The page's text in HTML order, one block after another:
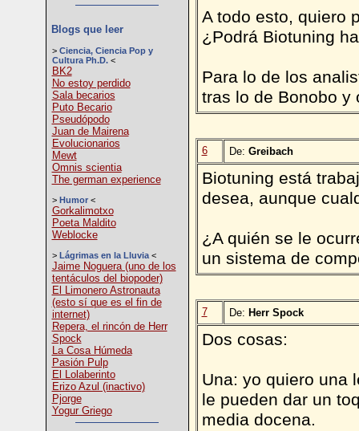
Blogs que leer
> Ciencia, Ciencia Pop y
Cultura Ph.D.<
BK2
No estoy perdido
Sala becarios
Puto Becario
Pseudópodo
Juan de Mairena
Evolucionarios
Mewt
Omnis scientia
The german experience
> Humor<
Gorkalimotxo
Poeta Maldito
Weblocke
> Lágrimas en la Lluvia<
Jaime Noguera (uno de los
tentáculos del biopoder)
El Limonero Astronauta
(esto sí que es el fin de
internet)
Repera, el rincón de Herr
Spock
La Cosa Húmeda
Pasión Pulp
El Lolaberinto
Erizo Azul (inactivo)
Pjorge
Yogur Griego
A todo esto, quiero
¿Podrá Biotuning
Para lo de los
tras lo de Bonobo y
6 De: Greibach
Biotuning está
desea, aunque
¿A quién se le
un sistema de
7 De: Herr Spock
Dos cosas:
Una: yo quiero una
le pueden dar un
media docena.